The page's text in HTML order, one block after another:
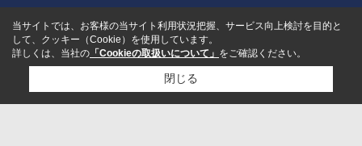
当サイトでは、お客様の当サイト利用状況把握、サービス向上検討を目的と
して、クッキー（Cookie）を使用しています。
詳しくは、当社の 「Cookieの取扱いについて」 をご確認ください。
閉じる